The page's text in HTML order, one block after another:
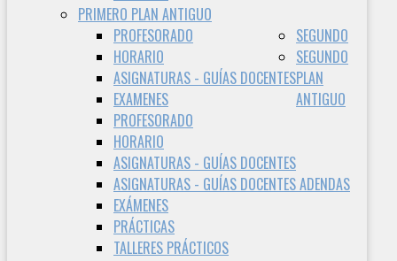
PRIMERO PLAN ANTIGUO
PROFESORADO
HORARIO
ASIGNATURAS - GUÍAS DOCENTES
EXAMENES
SEGUNDO
PROFESORADO
HORARIO
ASIGNATURAS - GUÍAS DOCENTES
ASIGNATURAS - GUÍAS DOCENTES ADENDAS
EXÁMENES
PRÁCTICAS
TALLERES PRÁCTICOS
SEGUNDO
PLAN
ANTIGUO